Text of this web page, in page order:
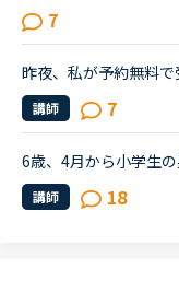
7
講師 7
講師 18